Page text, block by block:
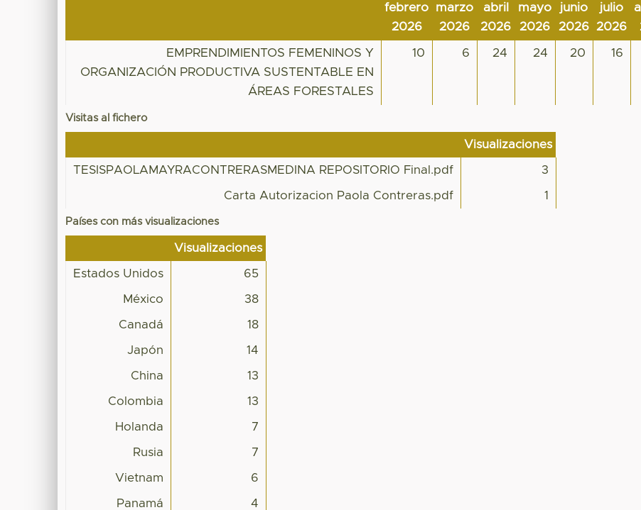
febrero
2026
marzo
2026
abril
2026
mayo
2026
junio
2026
julio
2026
EMPRENDIMIENTOS FEMENINOS Y
ORGANIZACIÓN PRODUCTIVA SUSTENTABLE EN
ÁREAS FORESTALES
10 6 24 24 20 16
Visitas al fichero
Visualizaciones
TESISPAOLAMAYRACONTRERASMEDINA REPOSITORIO Final.pdf 3
Carta Autorizacion Paola Contreras.pdf 1
Países con más visualizaciones
Visualizaciones
Estados Unidos 65
México 38
Canadá 18
Japón 14
China 13
Colombia 13
Holanda 7
Rusia 7
Vietnam 6
Panamá 4